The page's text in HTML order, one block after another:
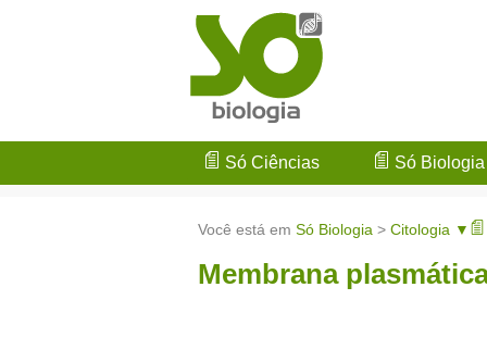
Só Ciências Só Biologia
Você está em Só Biologia > Citologia ▼
Membrana